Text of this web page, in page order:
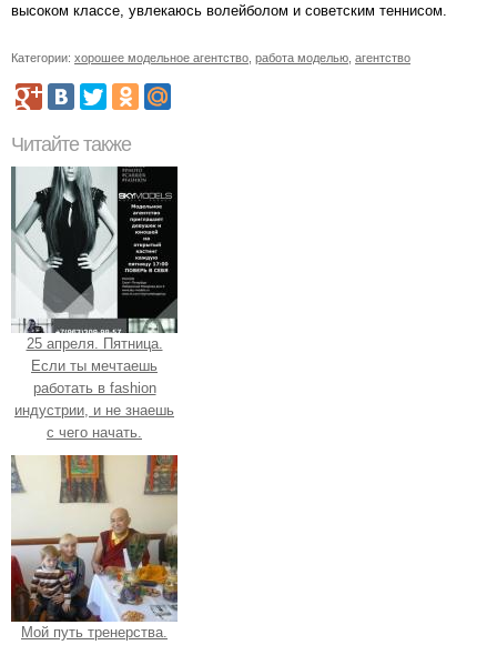
высоком классе, увлекаюсь волейболом и советским теннисом.
Категории: хорошее модельное агентство работа моделью агентство
Читайте также
25 апреля. Пятница.
Если ты мечтаешь
работать в fashion
индустрии, и не знаешь
с чего начать.
Мой путь тренерства.